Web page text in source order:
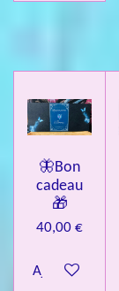
🦋Bon
cadeau
🎁
40,00 €
Ajouter au